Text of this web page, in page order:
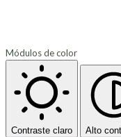
Módulos de color
Contraste claro Alto